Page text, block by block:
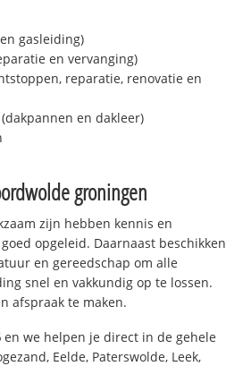
gasleiding)
en vervanging)
reparatie, renovatie en
en dakleer)
groningen
zijn hebben kennis en
opgeleid. Daarnaast beschikken
en gereedschap om alle
snel en vakkundig op te lossen.
afspraak te maken.
en we helpen je direct in de gehele
Eelde, Paterswolde, Leek,